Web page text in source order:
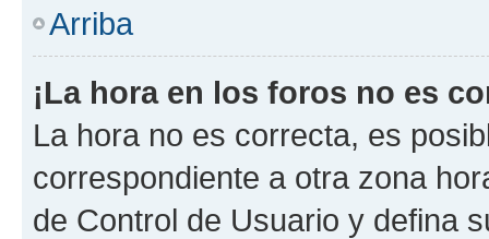
Arriba
¡La hora en los foros no es
La hora no es correcta, es
correspondiente a otra zona
de Control de Usuario y defina